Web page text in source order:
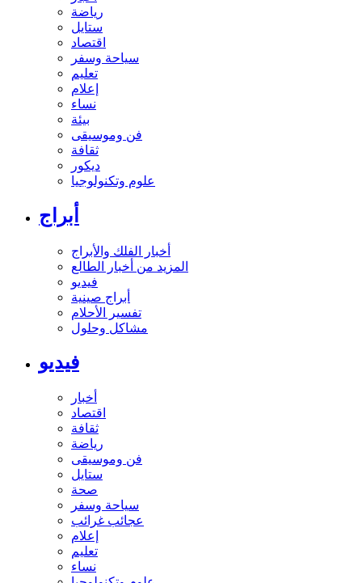
رياضة
ستايل
اقتصاد
سياحة وسفر
تعليم
إعلام
نساء
بيئة
فن وموسيقى
ثقافة
ديكور
علوم وتكنولوجيا
أبراج
أخبار الفلك والأبراج
المزيد من أخبار الطالع
فيديو
أبراج صينية
تفسير الأحلام
مشاكل وحلول
فيديو
أخبار
اقتصاد
ثقافة
رياضة
فن وموسيقى
ستايل
صحة
سياحة وسفر
عجائب غرائب
إعلام
تعليم
نساء